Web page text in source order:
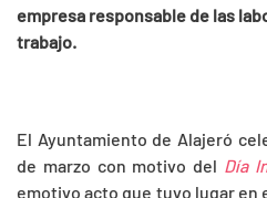
empresa responsable de las
trabajo.
El Ayuntamiento de Alajeró
de marzo con motivo del Día
emotivo acto que tuvo lugar